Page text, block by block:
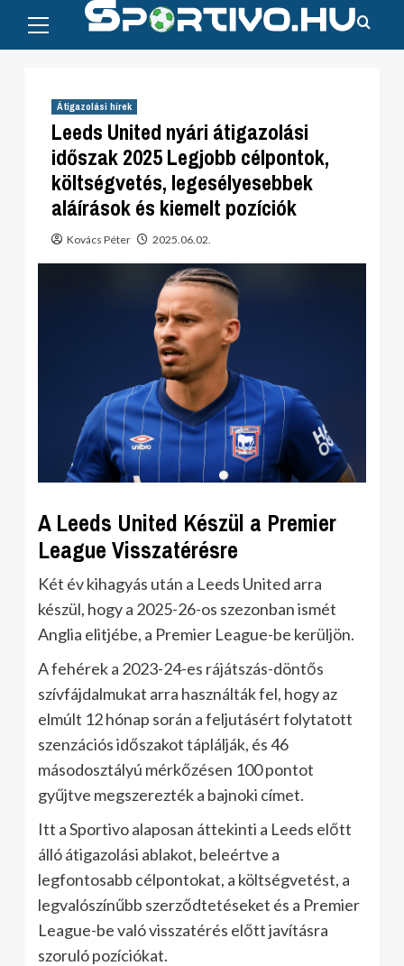
content
Menu
Átigazolási hírek
Leeds United nyári átigazolási
időszak 2025 Legjobb célpontok,
költségvetés, legesélyesebbek
aláírások és kiemelt pozíciók
Kovács Péter 2025.06.02.
A Leeds United Készül a Premier
League Visszatérésre
Két év kihagyás után a Leeds United arra
készül, hogy a 2025-26-os szezonban ismét
Anglia elitjébe, a Premier League-be kerüljön.
A fehérek a 2023-24-es rájátszás-döntős
szívfájdalmukat arra használták fel, hogy az
elmúlt 12 hónap során a feljutásért folytatott
szenzációs időszakot táplálják, és 46
másodosztályú mérkőzésen 100 pontot
gyűjtve megszerezték a bajnoki címet.
Itt a Sportivo alaposan áttekinti a Leeds előtt
álló átigazolási ablakot, beleértve a
legfontosabb célpontokat, a költségvetést, a
legvalószínűbb szerződtetéseket és a Premier
League-be való visszatérés előtt javításra
szoruló pozíciókat.